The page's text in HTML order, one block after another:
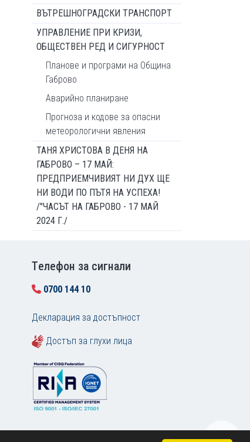
ВЪТРЕШНОГРАДСКИ ТРАНСПОРТ
УПРАВЛЕНИЕ ПРИ КРИЗИ,
ОБЩЕСТВЕН РЕД И СИГУРНОСТ
Планове и програми на Община
Габрово
Аварийно планиране
Прогноза и кодове за опасни
метеорологични явления
ТАНЯ ХРИСТОВА В ДЕНЯ НА
ГАБРОВО – 17 МАЙ:
ПРЕДПРИЕМЧИВИЯТ НИ ДУХ ЩЕ
НИ ВОДИ ПО ПЪТЯ НА УСПЕХА!
/"ЧАСЪТ НА ГАБРОВО - 17 МАЙ
2024 Г./
Tелефон за сигнали
0700 144 10
Декларация за достъпност
Достъп за глухи лица